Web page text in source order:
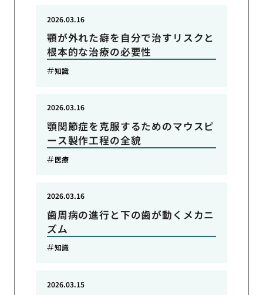
顎が外れた癖を自分で治すリスクと
根本的な治療の必要性
2026.03.16
知識
顎関節症を克服するためのマウスピ
ース製作工程の全貌
2026.03.16
医療
歯周病の進行と下の歯が動くメカニ
ズム
2026.03.16
知識
2026.03.15